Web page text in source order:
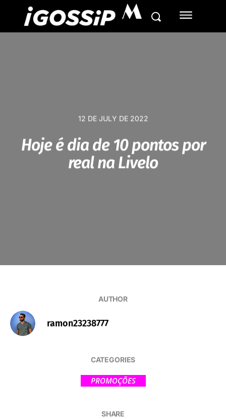
M
12 DE JULY DE 2022
Hoje é dia de 10 pontos por
real na Livelo
AUTHOR
ramon23238777
CATEGORIES
PROMOÇÕES
SHARE